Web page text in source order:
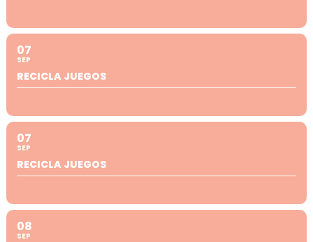
07
SEP
RECICLA JUEGOS
07
SEP
RECICLA JUEGOS
08
SEP